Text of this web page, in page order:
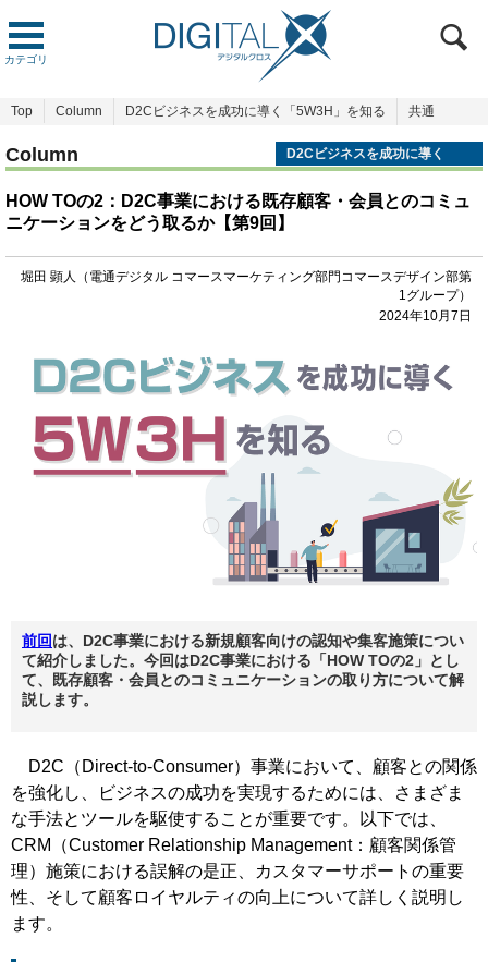
カテゴリ
Top Column D2Cビジネスを成功に導く「5W3H」を知る 共通
Column
D2Cビジネスを成功に導く
「5W3H」を知る
HOW TOの2：D2C事業における既存顧客・会員とのコミュ
ニケーションをどう取るか【第9回】
堀田 顕人（電通デジタル コマースマーケティング部門コマースデザイン部第
1グループ）
2024年10月7日
前回は、D2C事業における新規顧客向けの認知や集客施策につい
て紹介しました。今回はD2C事業における「HOW TOの2」とし
て、既存顧客・会員とのコミュニケーションの取り方について解
説します。
D2C（Direct-to-Consumer）事業において、顧客との関係
を強化し、ビジネスの成功を実現するためには、さまざま
な手法とツールを駆使することが重要です。以下では、
CRM（Customer Relationship Management：顧客関係管
理）施策における誤解の是正、カスタマーサポートの重要
性、そして顧客ロイヤルティの向上について詳しく説明し
ます。